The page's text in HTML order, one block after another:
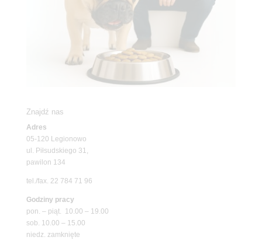
Znajdź nas
Adres
05-120 Legionowo
ul. Piłsudskiego 31,
pawilon 134
tel./fax. 22 784 71 96
Godziny pracy
pon. – piąt. 10.00 – 19.00
sob. 10.00 – 15.00
niedz. zamknięte